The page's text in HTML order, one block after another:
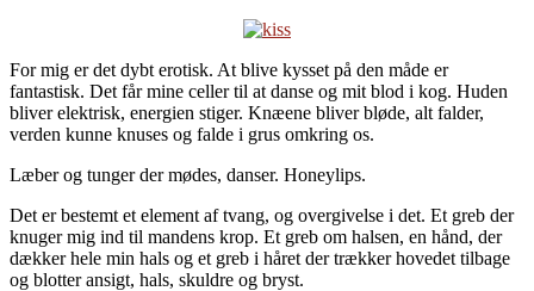
For mig er det dybt erotisk. At blive kysset på den måde er
fantastisk. Det får mine celler til at danse og mit blod i kog. Huden
bliver elektrisk, energien stiger. Knæene bliver bløde, alt falder,
verden kunne knuses og falde i grus omkring os.
Læber og tunger der mødes, danser. Honeylips.
Det er bestemt et element af tvang, og overgivelse i det. Et greb der
knuger mig ind til mandens krop. Et greb om halsen, en hånd, der
dækker hele min hals og et greb i håret der trækker hovedet tilbage
og blotter ansigt, hals, skuldre og bryst.